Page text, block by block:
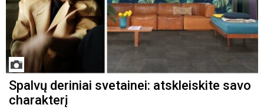
Spalvų deriniai svetainei: atskleiskite savo
charakterį